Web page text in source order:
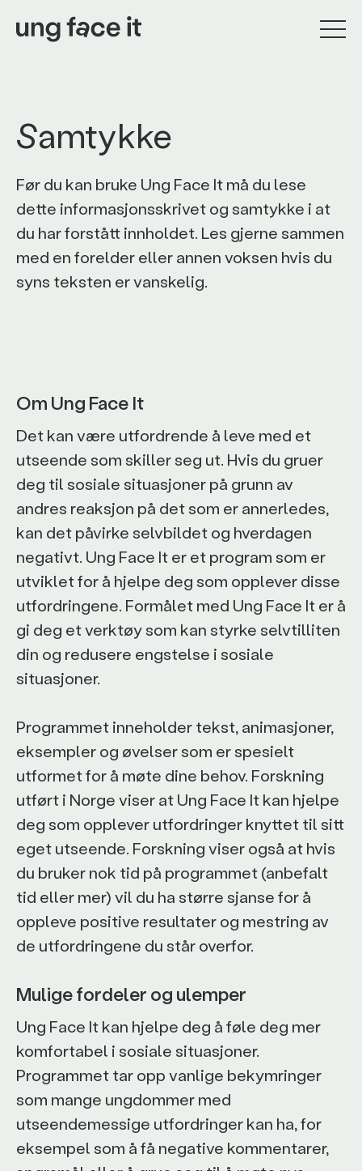
Samtykke
Før du kan bruke Ung Face It må du lese
dette informasjonsskrivet og samtykke i at
du har forstått innholdet. Les gjerne sammen
med en forelder eller annen voksen hvis du
syns teksten er vanskelig.
Om Ung Face It
Det kan være utfordrende å leve med et
utseende som skiller seg ut. Hvis du gruer
deg til sosiale situasjoner på grunn av
andres reaksjon på det som er annerledes,
kan det påvirke selvbildet og hverdagen
negativt. Ung Face It er et program som er
utviklet for å hjelpe deg som opplever disse
utfordringene. Formålet med Ung Face It er å
gi deg et verktøy som kan styrke selvtilliten
din og redusere engstelse i sosiale
situasjoner.
Programmet inneholder tekst, animasjoner,
eksempler og øvelser som er spesielt
utformet for å møte dine behov. Forskning
utført i Norge viser at Ung Face It kan hjelpe
deg som opplever utfordringer knyttet til sitt
eget utseende. Forskning viser også at hvis
du bruker nok tid på programmet (anbefalt
tid eller mer) vil du ha større sjanse for å
oppleve positive resultater og mestring av
de utfordringene du står overfor.
Mulige fordeler og ulemper
Ung Face It kan hjelpe deg å føle deg mer
komfortabel i sosiale situasjoner.
Programmet tar opp vanlige bekymringer
som mange ungdommer med
utseendemessige utfordringer kan ha, for
eksempel som å få negative kommentarer,